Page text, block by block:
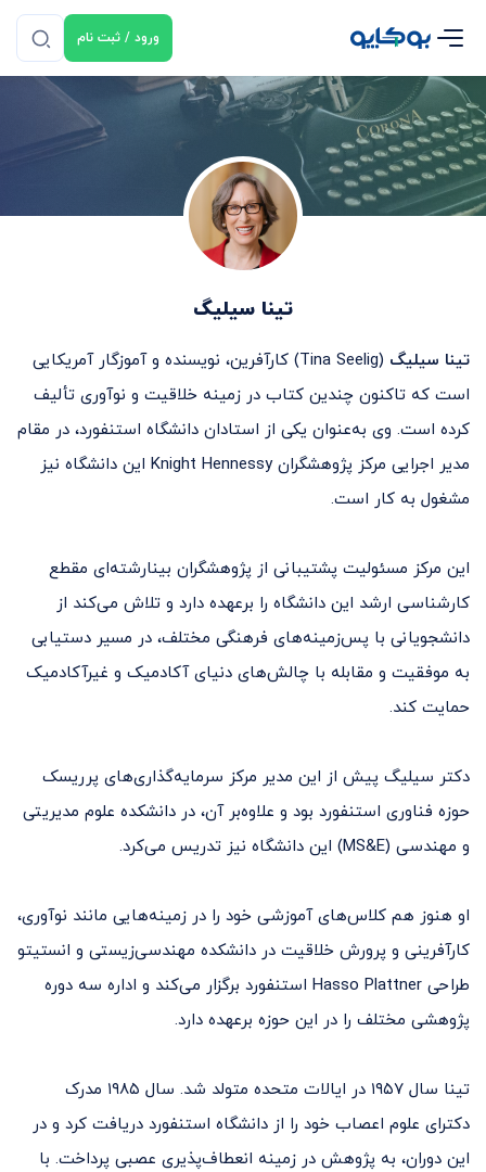
ورود / ثبت نام
تینا سیلیگ
تینا سیلیگ
(Tina Seelig) کارآفرین، نویسنده و آموزگار آمریکایی
است که تاکنون چندین کتاب در زمینه خلاقیت و نوآوری تألیف
کرده است. وی به‌عنوان یکی از استادان دانشگاه استنفورد، در مقام
مدیر اجرایی مرکز پژوهشگران Knight Hennessy این دانشگاه نیز
مشغول به کار است.
این مرکز مسئولیت پشتیبانی از پژوهشگران بینارشته‌ای مقطع
کارشناسی ارشد این دانشگاه را برعهده دارد و تلاش می‌کند از
دانشجویانی با پس‌زمینه‌های فرهنگی مختلف، در مسیر دستیابی
به موفقیت و مقابله با چالش‌های دنیای آکادمیک و غیرآکادمیک
حمایت کند.
دکتر سیلیگ پیش از این مدیر مرکز سرمایه‌گذاری‌های پرریسک
حوزه فناوری استنفورد بود و علاوه‌بر آن، در دانشکده علوم مدیریتی
و مهندسی (MS&E) این دانشگاه نیز تدریس می‌کرد.
او هنوز هم کلاس‌های آموزشی خود را در زمینه‌هایی مانند نوآوری،
کارآفرینی و پرورش خلاقیت در دانشکده‌ مهندسی‌زیستی و انستیتو
طراحی Hasso Plattner استنفورد برگزار می‌کند و اداره سه دوره
پژوهشی مختلف را در این حوزه برعهده دارد.
تینا سال ۱۹۵۷ در ایالات متحده متولد شد. سال ۱۹۸۵ مدرک
دکترای علوم اعصاب خود را از دانشگاه استنفورد دریافت کرد و در
این دوران، به پژوهش در زمینه انعطاف‌پذیری عصبی پرداخت. با